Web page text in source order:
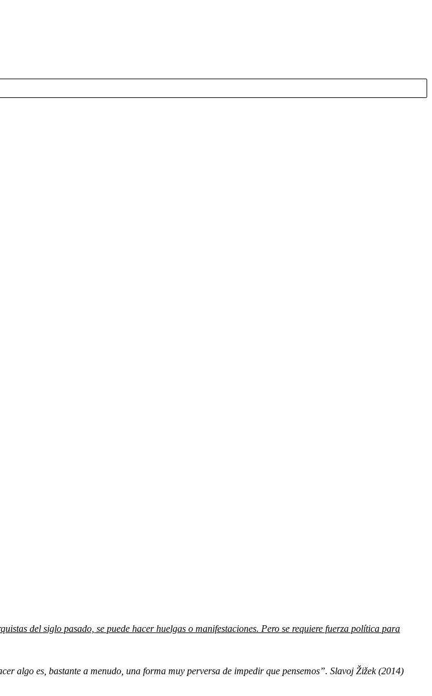
del siglo pasado, se puede hacer huelgas o manifestaciones. Pero se requiere fuerza política para
algo es, bastante a menudo, una forma muy perversa de impedir que pensemos”. Slavoj Žižek (2014)